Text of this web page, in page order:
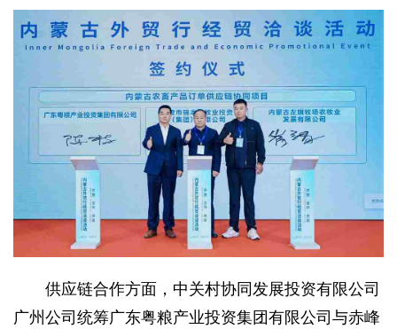
供应链合作方面，中关村协同发展投资有限公司
广州公司统筹广东粤粮产业投资集团有限公司与赤峰